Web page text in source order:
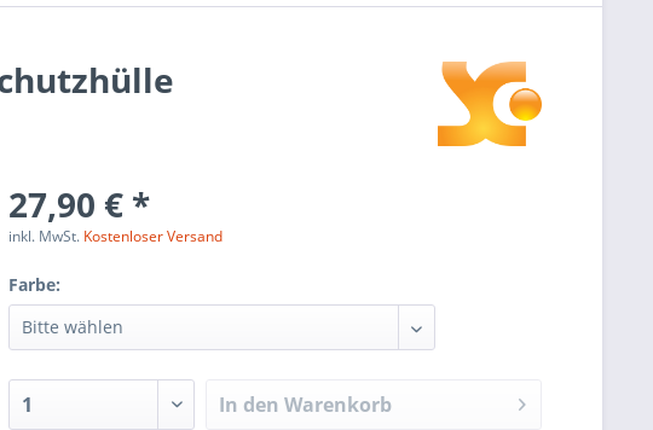
27,90 € *
inkl. MwSt. Kostenloser Versand
Farbe:
In den Warenkorb